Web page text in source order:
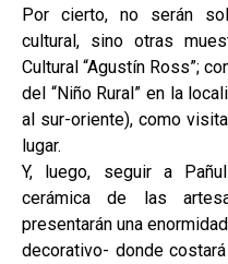
Por cierto, no serán
cultural, sino otras
Cultural “Agustín Ross”;
del “Niño Rural” en la
al sur-oriente), como
lugar.
Y, luego, seguir a
cerámica de las
presentarán una
decorativo- donde